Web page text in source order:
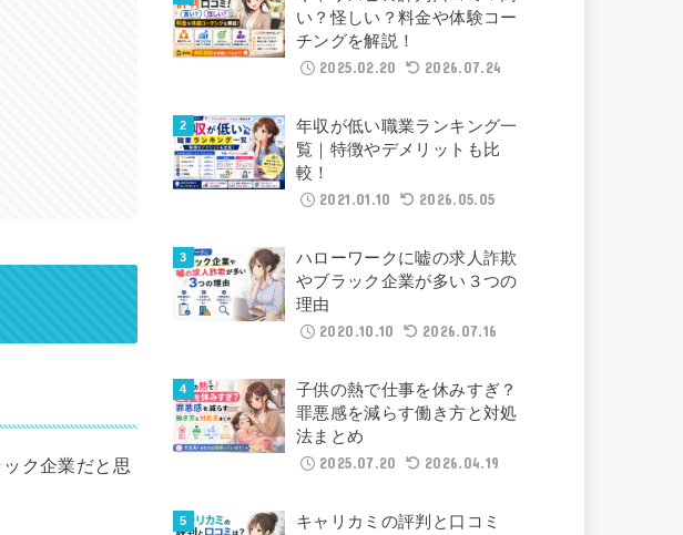
ク企業だと思
い？怪しい？料金や体験コー
チングを解説！
2025.02.20
2026.07.24
年収が低い職業ランキング一
覧｜特徴やデメリットも比
較！
2021.01.10
2026.05.05
ハローワークに嘘の求人詐欺
やブラック企業が多い３つの
理由
2020.10.10
2026.07.16
子供の熱で仕事を休みすぎ？
罪悪感を減らす働き方と対処
法まとめ
2025.07.20
2026.04.19
キャリカミの評判と口コミ